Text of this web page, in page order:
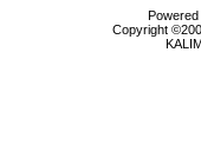
Copyright